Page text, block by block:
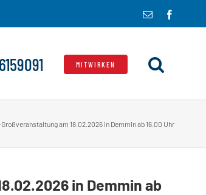
E-
MITWIRKEN
am 18.02.2026 in Demmin ab 16.00 Uhr
in Demmin ab